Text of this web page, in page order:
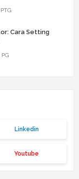
Cara Setting
Linkedin
Youtube